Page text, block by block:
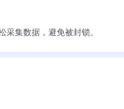
采集数据，避免被封锁。